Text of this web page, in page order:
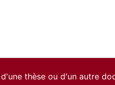
thèse ou d'un autre